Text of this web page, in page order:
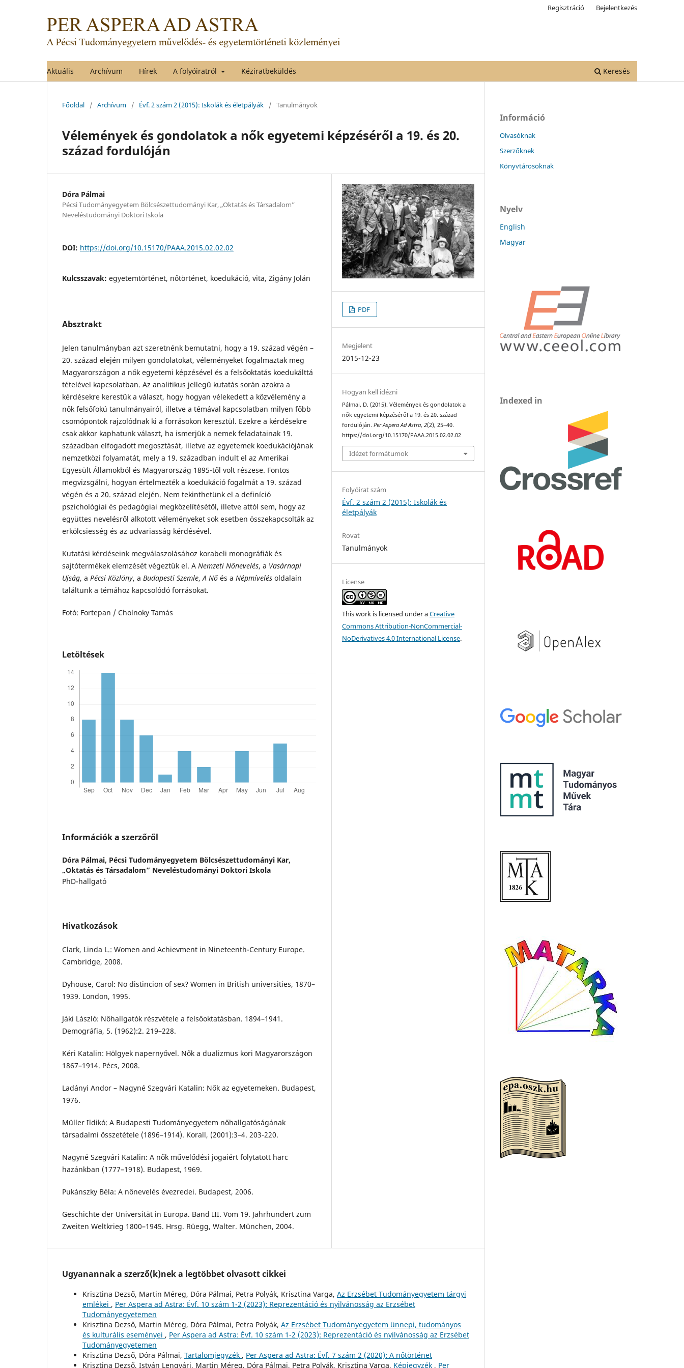
Aktuális Archívum Hírek A folyóiratról Kéziratbeküldés Keresés
Regisztráció Bejelentkezés
Főoldal / Archívum / Évf. 2 szám 2 (2015): Iskolák és életpályák / Tanulmányok
Vélemények és gondolatok a nők egyetemi képzéséről a 19. és 20.
század fordulóján
Dóra Pálmai
Pécsi Tudományegyetem Bölcsészettudományi Kar, „Oktatás és Társadalom”
Neveléstudományi Doktori Iskola
DOI: https://doi.org/10.15170/PAAA.2015.02.02.02
Kulcsszavak: egyetemtörténet, nőtörténet, koedukáció, vita, Zigány Jolán
Absztrakt
Jelen tanulmányban azt szeretnénk bemutatni, hogy a 19. század végén –
20. század elején milyen gondolatokat, véleményeket fogalmaztak meg
Magyarországon a nők egyetemi képzésével és a felsőoktatás koedukálttá
tételével kapcsolatban. Az analitikus jellegű kutatás során azokra a
kérdésekre kerestük a választ, hogy hogyan vélekedett a közvélemény a
nők felsőfokú tanulmányairól, illetve a témával kapcsolatban milyen főbb
csomópontok rajzolódnak ki a forrásokon keresztül. Ezekre a kérdésekre
csak akkor kaphatunk választ, ha ismerjük a nemek feladatainak 19.
században elfogadott megosztását, illetve az egyetemek koedukációjának
nemzetközi folyamatát, mely a 19. században indult el az Amerikai
Egyesült Államokból és Magyarország 1895-től volt részese. Fontos
megvizsgálni, hogyan értelmezték a koedukáció fogalmát a 19. század
végén és a 20. század elején. Nem tekinthetünk el a definíció
pszichológiai és pedagógiai megközelítésétől, illetve attól sem, hogy az
együttes nevelésről alkotott véleményeket sok esetben összekapcsolták az
erkölcsiesség és az udvariasság kérdésével.
Kutatási kérdéseink megválaszolásához korabeli monográfiák és
sajtótermékek elemzését végeztük el. A Nemzeti Nőnevelés, a Vasárnapi
Ujság, a Pécsi Közlöny, a Budapesti Szemle,A Nő és a Népmívelés oldalain
találtunk a témához kapcsolódó forrásokat.
Fotó: Fortepan / Cholnoky Tamás
Letöltések
Információk a szerzőről
Dóra Pálmai, Pécsi Tudományegyetem Bölcsészettudományi Kar,
„Oktatás és Társadalom” Neveléstudományi Doktori Iskola
PhD-hallgató
Hivatkozások
Clark, Linda L.: Women and Achievment in Nineteenth-Century Europe.
Cambridge, 2008.
Dyhouse, Carol: No distincion of sex? Women in British universities, 1870–
1939. London, 1995.
Jáki László: Nőhallgatók részvétele a felsőoktatásban. 1894–1941.
Demográfia, 5. (1962):2. 219–228.
Kéri Katalin: Hölgyek napernyővel. Nők a dualizmus kori Magyarországon
1867–1914. Pécs, 2008.
Ladányi Andor – Nagyné Szegvári Katalin: Nők az egyetemeken. Budapest,
1976.
Müller Ildikó: A Budapesti Tudományegyetem nőhallgatóságának
társadalmi összetétele (1896–1914). Korall, (2001):3–4. 203-220.
Nagyné Szegvári Katalin: A nők művelődési jogaiért folytatott harc
hazánkban (1777–1918). Budapest, 1969.
Pukánszky Béla: A nőnevelés évezredei. Budapest, 2006.
Geschichte der Universität in Europa. Band III. Vom 19. Jahrhundert zum
Zweiten Weltkrieg 1800–1945. Hrsg. Rüegg, Walter. München, 2004.
PDF
Megjelent
2015-12-23
Hogyan kell idézni
Pálmai, D. (2015). Vélemények és gondolatok a
nők egyetemi képzéséről a 19. és 20. század
fordulóján.Per Aspera Ad Astra,2(2), 25–40.
https://doi.org/10.15170/PAAA.2015.02.02.02
Idézet formátumok
Folyóirat szám
Évf. 2 szám 2 (2015): Iskolák és
életpályák
Rovat
Tanulmányok
License
This work is licensed under aCreative
Commons Attribution-NonCommercial-
NoDerivatives 4.0 International License.
Ugyanannak a szerző(k)nek a legtöbbet olvasott cikkei
Krisztina Dezső, Martin Méreg, Dóra Pálmai, Petra Polyák, Krisztina Varga, Az Erzsébet Tudományegyetem tárgyi
emlékei , Per Aspera ad Astra: Évf. 10 szám 1-2 (2023): Reprezentáció és nyilvánosság az Erzsébet
Tudományegyetemen
Krisztina Dezső, Martin Méreg, Dóra Pálmai, Petra Polyák, Az Erzsébet Tudományegyetem ünnepi, tudományos
és kulturális eseményei , Per Aspera ad Astra: Évf. 10 szám 1-2 (2023): Reprezentáció és nyilvánosság az Erzsébet
Tudományegyetemen
Krisztina Dezső, Dóra Pálmai, Tartalomjegyzék , Per Aspera ad Astra: Évf. 7 szám 2 (2020): A nőtörténet
Krisztina Dezső, István Lengvári, Martin Méreg, Dóra Pálmai, Petra Polyák, Krisztina Varga, Képjegyzék , Per
Információ
Olvasóknak
Szerzőknek
Könyvtárosoknak
Nyelv
English
Magyar
Indexed in